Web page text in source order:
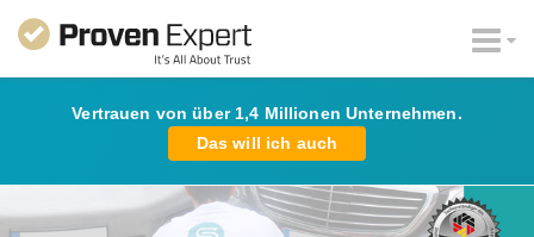
Vertrauen von über 1,4 Millionen Unternehmen.
Das will ich auch